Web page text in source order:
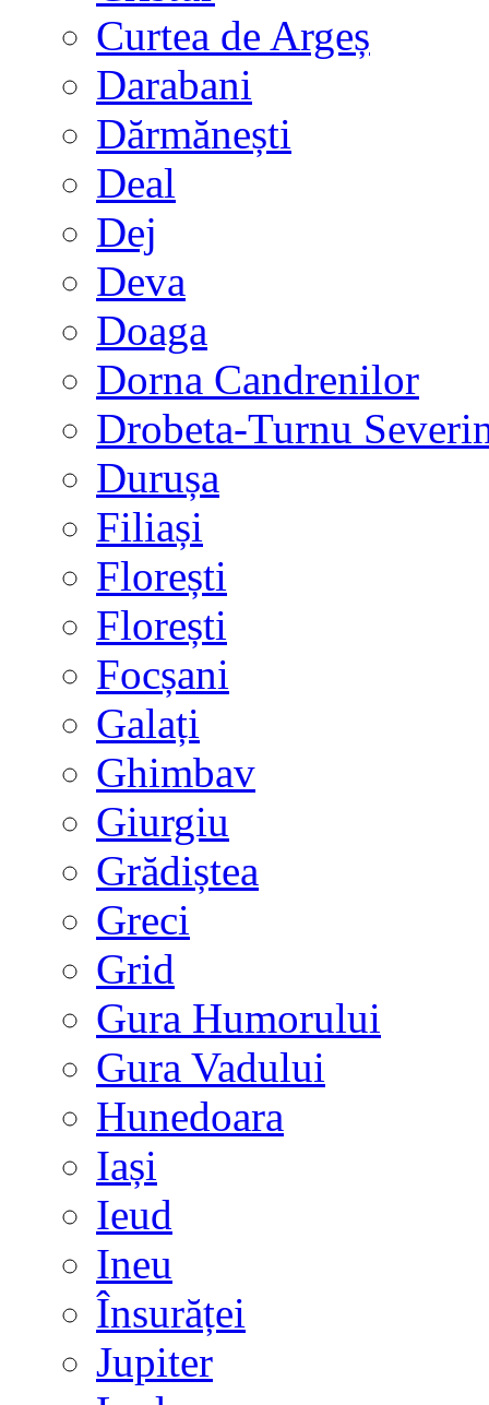
Curtea de Argeș
Darabani
Dărmănești
Deal
Dej
Deva
Doaga
Dorna Candrenilor
Drobeta-Turnu
Durușa
Filiași
Florești
Florești
Focșani
Galați
Ghimbav
Giurgiu
Grădiștea
Greci
Grid
Gura Humorului
Gura Vadului
Hunedoara
Iași
Ieud
Ineu
Însurăței
Jupiter